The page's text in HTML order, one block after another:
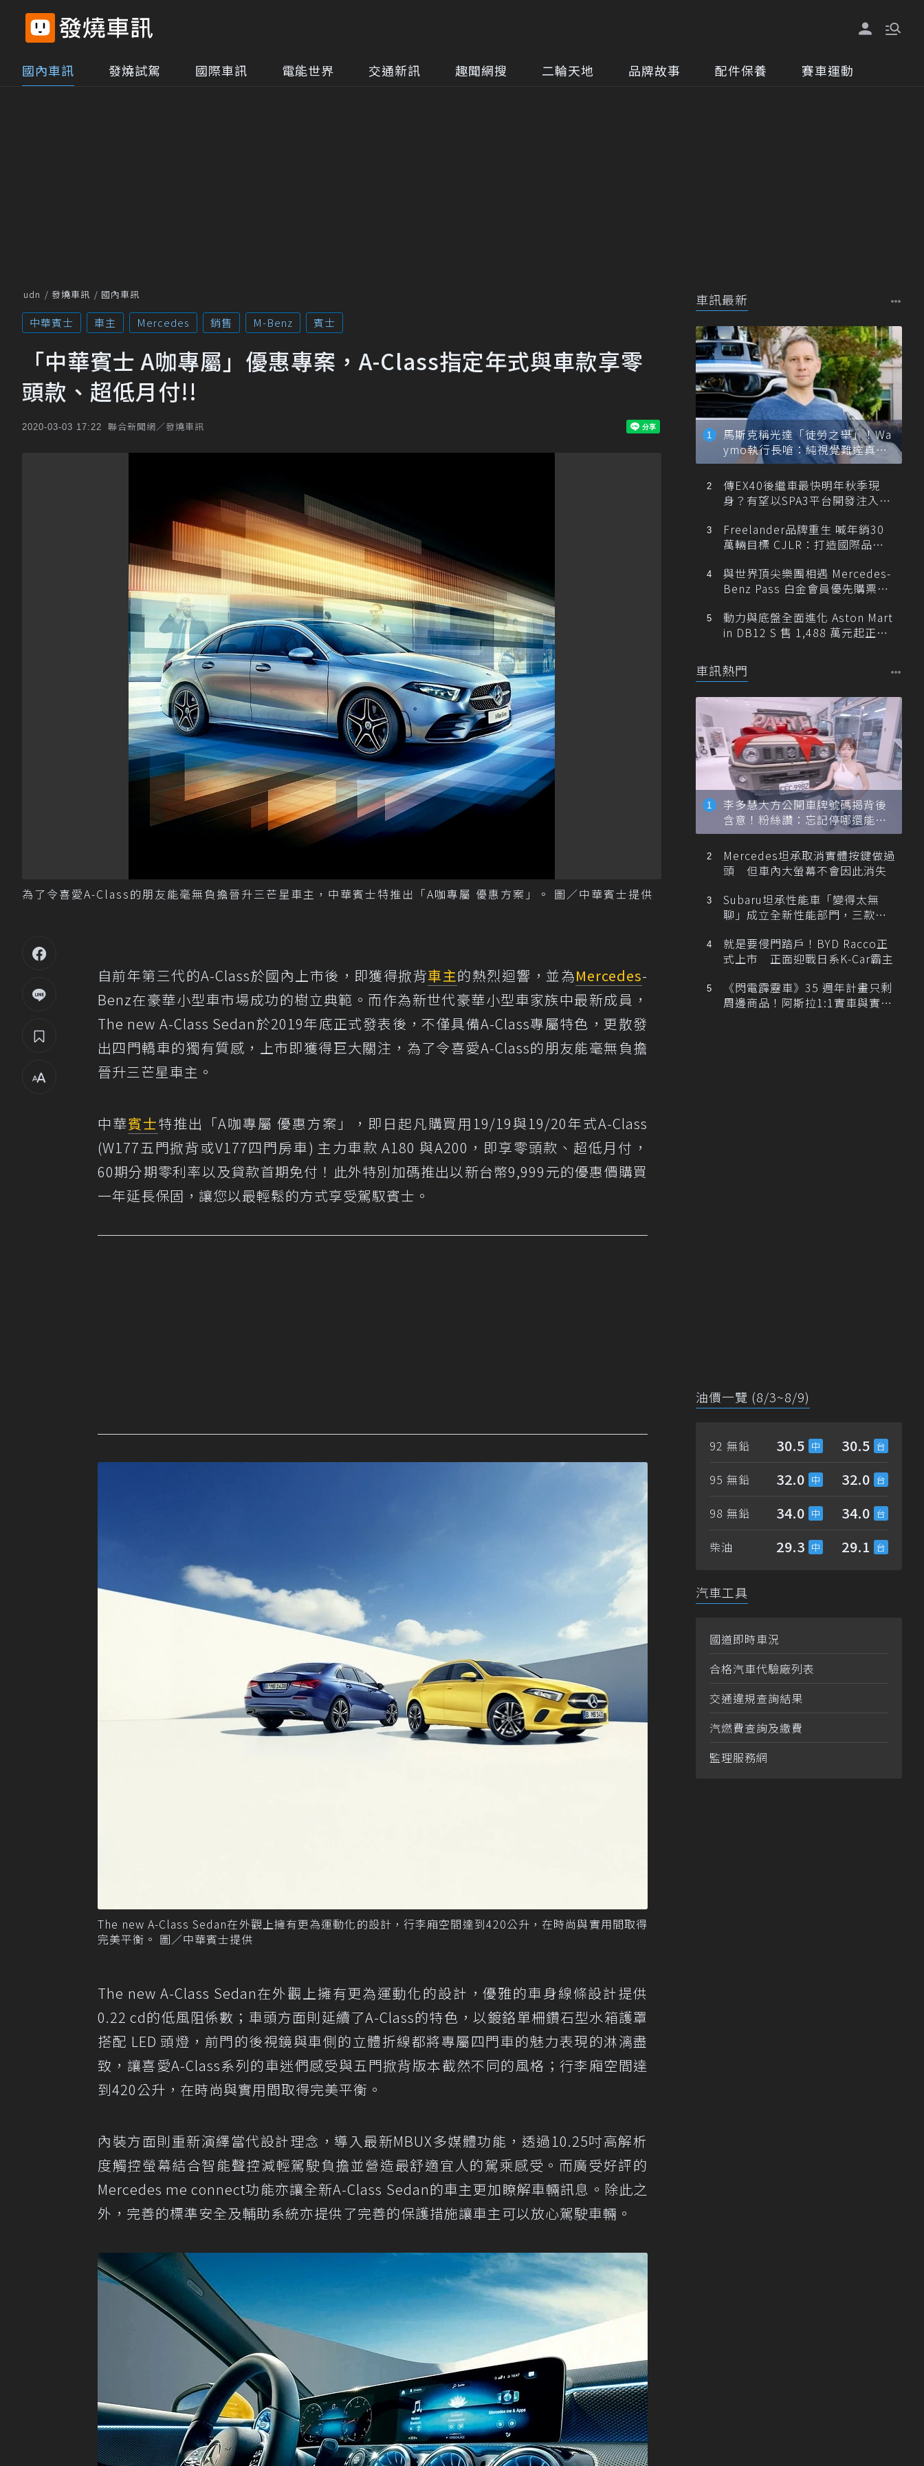
國內車訊 發燒試駕 國際車訊 電能世界 交通新訊 趣聞網搜 二輪天地 品牌故事 配件保養 賽車運動
udn 發燒車訊 國內車訊
中華賓士 車主 Mercedes 銷售 M-Benz 賓士
「中華賓士 A咖專屬」優惠專案，A-Class指定年式與車款享零
頭款、超低月付!!
2020-03-03 17:22 聯合新聞網／發燒車訊
為了令喜愛A-Class的朋友能毫無負擔晉升三芒星車主，中華賓士特推出「A咖專屬 優惠方案」。 圖／中華賓士提供
自前年第三代的A-Class於國內上市後，即獲得掀背車主的熱烈迴響，並為Mercedes-
Benz在豪華小型車市場成功的樹立典範。而作為新世代豪華小型車家族中最新成員，
The new A-Class Sedan於2019年底正式發表後，不僅具備A-Class專屬特色，更散發
出四門轎車的獨有質感，上市即獲得巨大關注，為了令喜愛A-Class的朋友能毫無負擔
晉升三芒星車主。
中華賓士特推出「A咖專屬 優惠方案」，即日起凡購買用19/19與19/20年式A-Class
(W177五門掀背或V177四門房車) 主力車款 A180 與A200，即享零頭款、超低月付，
60期分期零利率以及貸款首期免付！此外特別加碼推出以新台幣9,999元的優惠價購買
一年延長保固，讓您以最輕鬆的方式享受駕馭賓士。
The new A-Class Sedan在外觀上擁有更為運動化的設計，行李廂空間達到420公升，在時尚與實用間取得
完美平衡。 圖／中華賓士提供
The new A-Class Sedan在外觀上擁有更為運動化的設計，優雅的車身線條設計提供
0.22 cd的低風阻係數；車頭方面則延續了A-Class的特色，以鍍鉻單柵鑽石型水箱護罩
搭配 LED 頭燈，前門的後視鏡與車側的立體折線都將專屬四門車的魅力表現的淋漓盡
致，讓喜愛A-Class系列的車迷們感受與五門掀背版本截然不同的風格；行李廂空間達
到420公升，在時尚與實用間取得完美平衡。
內裝方面則重新演繹當代設計理念，導入最新MBUX多媒體功能，透過10.25吋高解析
度觸控螢幕結合智能聲控減輕駕駛負擔並營造最舒適宜人的駕乘感受。而廣受好評的
Mercedes me connect功能亦讓全新A-Class Sedan的車主更加瞭解車輛訊息。除此之
外，完善的標準安全及輔助系統亦提供了完善的保護措施讓車主可以放心駕駛車輛。
車訊最新
馬斯克稱光達「徒勞之舉」！Wa
ymo執行長嗆：純視覺難達真正
自動駕駛
傳EX40後繼車最快明年秋季現
身？有望以SPA3平台開發注入80
Freelander品牌重生 喊年銷30
萬輛目標 CJLR：打造國際品牌
與世界頂尖樂團相遇 Mercedes-
Benz Pass 白金會員優先購票維
動力與底盤全面進化 Aston Mart
in DB12 S 售 1,488 萬元起正式
車訊熱門
李多慧大方公開車牌號碼揭背後
含意！粉絲讚：忘記停哪還能幫
忙找車
Mercedes坦承取消實體按鍵做過
頭 但車內大螢幕不會因此消失
Subaru坦承性能車「變得太無
聊」成立全新性能部門，三款手
就是要侵門踏戶！BYD Racco正
式上市 正面迎戰日系K-Car霸主
《閃電霹靂車》35 週年計畫只剩
周邊商品！阿斯拉1:1實車與實體
油價一覽 (8/3~8/9)
92 無鉛 30.5 30.5
95 無鉛 32.0 32.0
98 無鉛 34.0 34.0
柴油 29.3 29.1
汽車工具
國道即時車況
合格汽車代驗廠列表
交通違規查詢結果
汽燃費查詢及繳費
監理服務網